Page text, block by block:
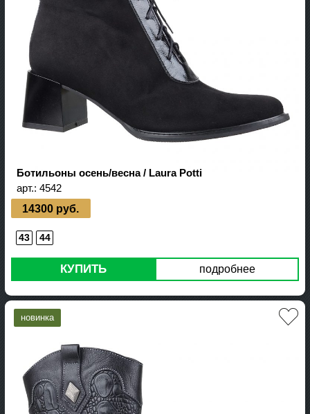
Ботильоны осень/весна / Laura Potti
арт.: 4542
14300 руб.
43 44
подробнее
КУПИТЬ